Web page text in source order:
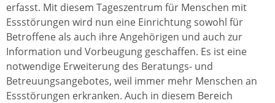
erfasst. Mit diesem Tageszentrum für Menschen mit
Essstörungen wird nun eine Einrichtung sowohl für
Betroffene als auch ihre Angehörigen und auch zur
Information und Vorbeugung geschaffen. Es ist eine
notwendige Erweiterung des Beratungs- und
Betreuungsangebotes, weil immer mehr Menschen an
Essstörungen erkranken. Auch in diesem Bereich